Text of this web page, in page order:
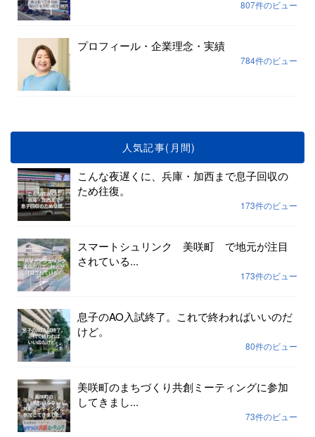
807件のビュー
プロフィール・企業理念・実績
784件のビュー
人気記事(月間)
こんな夜遅くに、兵庫・加西まで息子回収の
ため往復。
173件のビュー
スマートシュリンク 美咲町 で地元が注目
されている...
173件のビュー
息子のAO入試終了。これで終わればいいのだ
けど。
80件のビュー
美咲町のまちづくり共創ミーティングに参加
してきまし...
73件のビュー